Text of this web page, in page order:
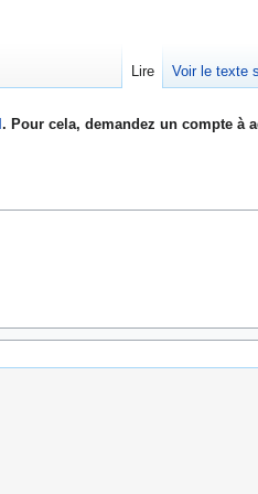
. Pour cela, demandez un compte à
Lire Voir le texte